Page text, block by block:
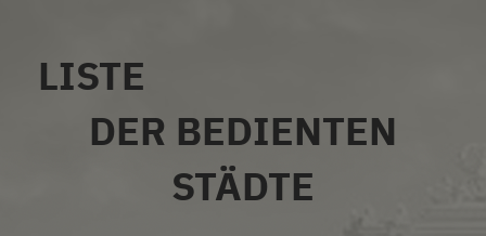
LISTE
DER BEDIENTEN
STÄDTE